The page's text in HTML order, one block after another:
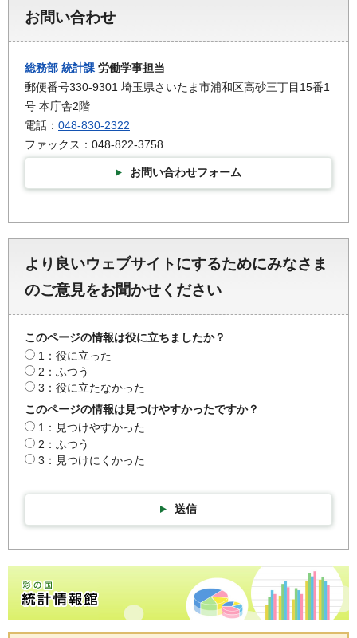
お問い合わせ
総務部 統計課 労働学事担当
郵便番号330-9301 埼玉県さいたま市浦和区高砂三丁目15番1
号 本庁舎2階
電話： 048-830-2322
ファックス：048-822-3758
お問い合わせフォーム
より良いウェブサイトにするためにみなさま
のご意見をお聞かせください
このページの情報は役に立ちましたか？
1：役に立った
2：ふつう
3：役に立たなかった
このページの情報は見つけやすかったですか？
1：見つけやすかった
2：ふつう
3：見つけにくかった
送信
彩の国統計情報館トップページ